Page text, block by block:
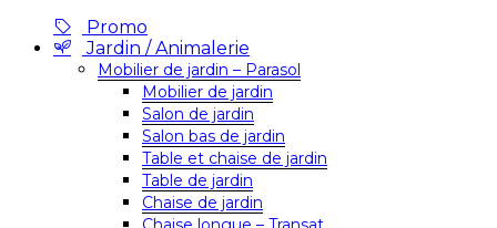
Promo
Jardin / Animalerie
Mobilier de jardin – Parasol
Mobilier de jardin
Salon de jardin
Salon bas de jardin
Table et chaise de jardin
Table de jardin
Chaise de jardin